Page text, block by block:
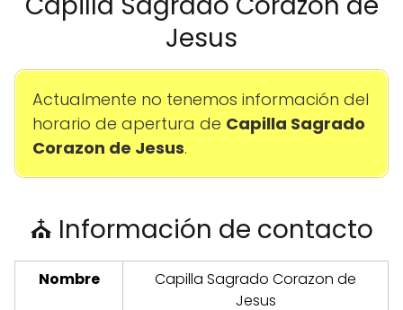
Jesus
Actualmente no tenemos información del
horario de apertura de Capilla Sagrado
Corazon de Jesus.
⛪ Información de contacto
Nombre
Capilla Sagrado Corazon de
Jesus